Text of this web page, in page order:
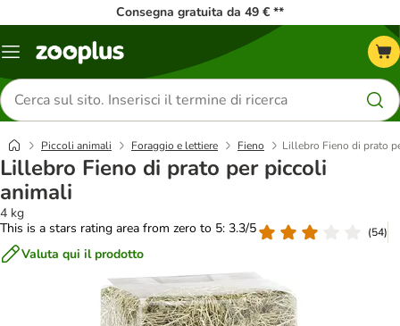
Consegna gratuita da 49 € **
Overview
Cerca
prodotti
Piccoli animali Foraggio e lettiere Fieno Lillebro Fieno di prato
Lillebro Fieno di prato per piccoli
animali
4 kg
This is a stars rating area from zero to 5: 3.3/5
(54)
Valuta qui il prodotto